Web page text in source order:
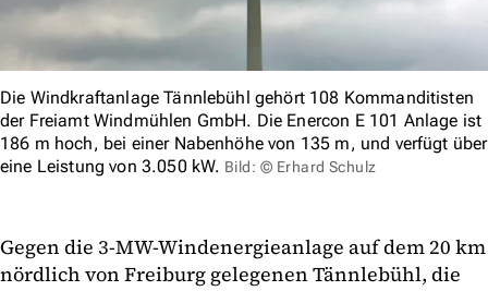
Die Windkraftanlage Tännlebühl gehört 108 Kommanditisten
der Freiamt Windmühlen GmbH. Die Enercon E 101 Anlage ist
186 m hoch, bei einer Nabenhöhe von 135 m, und verfügt über
eine Leistung von 3.050 kW. Bild: © Erhard Schulz
Gegen die 3-MW-Windenergieanlage auf dem 20 km
nördlich von Freiburg gelegenen Tännlebühl, die